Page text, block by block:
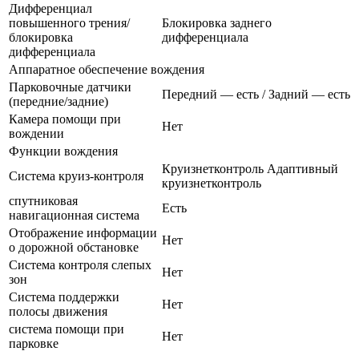
Дифференциал
повышенного трения/
блокировка
дифференциала
Блокировка заднего
дифференциала
Аппаратное обеспечение вождения
Парковочные датчики
(передние/задние)
Передний — есть / Задний — есть
Камера помощи при
вождении
Нет
Функции вождения
Система круиз-контроля
Круизнетконтроль Адаптивный
круизнетконтроль
спутниковая
навигационная система
Есть
Отображение информации
о дорожной обстановке
Нет
Система контроля слепых
зон
Нет
Система поддержки
полосы движения
Нет
система помощи при
парковке
Нет